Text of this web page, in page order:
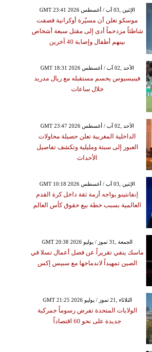
GMT 23:41 2026 الإثنين ,03 آب / أغسطس
موسكو تعلن أن مسيّرة أوكرانية قصفت
شاطئاً مزدحماً أدى إلى مقتل سبعة أشخاص
بينهم أطفال وإصابة 40 آخرين
GMT 18:31 2026 الأحد ,02 آب / أغسطس
فينيسيوس يحسم مستقبله مع ريال مدريد
خلال ساعات
GMT 23:47 2026 الأحد ,02 آب / أغسطس
الداخلية المغربية تعلن حصيلة محاولات
العبور إلى سبتة ومليلية وتكشف تفاصيل
الأحداث
GMT 10:18 2026 الإثنين ,03 آب / أغسطس
إنفانتينو يواجه أزمة ثقة داخل كرة القدم
العالمية بسبب خطة بيع حقوق كأس العالم
GMT 20:38 2026 الجمعة ,31 تموز / يوليو
ماسك ينفي تقريراً عن فصل أعمال تسلا في
الصين تمهيداً لاندماجها مع سبيس إكس
GMT 21:25 2026 الثلاثاء ,21 تموز / يوليو
الولايات المتحدة تفرض رسوماً جمركية
جديدة على نحو 60 اقتصاداً